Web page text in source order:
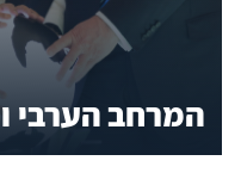
המרחב הערבי